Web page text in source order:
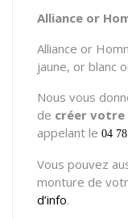
Alliance or
Alliance or
jaune, or blanc
Nous vous
de créer votre
appelant le 04
Vous pouvez
monture de
d’info.